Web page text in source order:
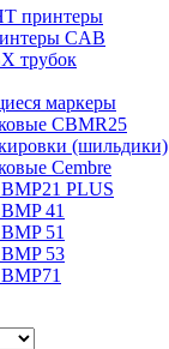
принтеры
CAB
трубок
маркеры
CBMR25
(шильдики)
Cembre
PLUS
41
51
53